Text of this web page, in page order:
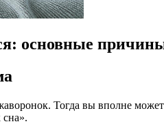
основные
Тогда вы вполне
сна».